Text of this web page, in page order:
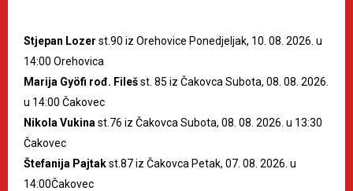
Stjepan Lozer st.90 iz Orehovice Ponedjeljak, 10. 08. 2026. u
14:00 Orehovica
Marija Gyöfi rođ. Filešst. 85 iz Čakovca Subota, 08. 08. 2026.
u 14:00 Čakovec
Nikola Vukina st.76 iz Čakovca Subota, 08. 08. 2026. u 13:30
Čakovec
Štefanija Pajtakst.87 iz Čakovca Petak, 07. 08. 2026. u
14:00Čakovec